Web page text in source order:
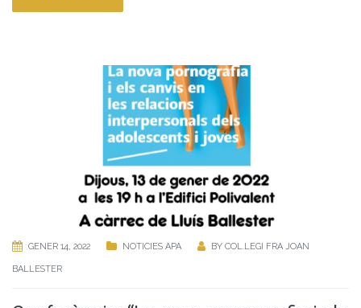
GENER 14, 2022 NOTICIES APA BY COL.LEGI FRA JOAN
BALLESTER